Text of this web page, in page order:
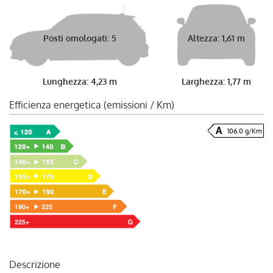
Posti omologati: 5
Lunghezza: 4,23 m
Altezza: 1,61 m
Larghezza: 1,77 m
Efficienza energetica (emissioni / Km)
106.0 g/Km
Descrizione